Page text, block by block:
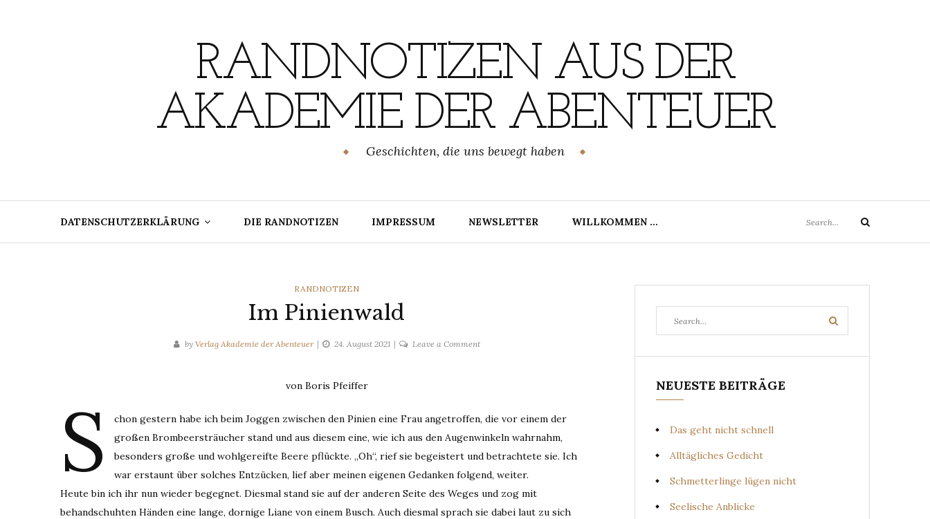
RANDNOTIZEN AUS DER
AKADEMIE DER ABENTEUER
Geschichten, die uns bewegt haben
DATENSCHUTZERKLÄRUNG DIE RANDNOTIZEN IMPRESSUM NEWSLETTER WILLKOMMEN …
for:
Search
CATEGORIES
RANDNOTIZEN
Im Pinienwald
by Verlag Akademie der Abenteuer 24. August 2021 Leave a Commenton
von Boris Pfeiffer
S
chon gestern habe ich beim Joggen zwischen den Pinien eine Frau angetroffen, die vor einem der
großen Brombeersträucher stand und aus diesem eine, wie ich aus den Augenwinkeln wahrnahm,
besonders große und wohlgereifte Beere pflückte. „Oh“, rief sie begeistert und betrachtete sie. Ich
war erstaunt über solches Entzücken, lief aber meinen eigenen Gedanken folgend, weiter.
Heute bin ich ihr nun wieder begegnet. Diesmal stand sie auf der anderen Seite des Weges und zog mit
behandschuhten Händen eine lange, dornige Liane von einem Busch. Auch diesmal sprach sie dabei laut zu sich
for:
Search
NEUESTE BEITRÄGE
Das geht nicht schnell
Alltägliches Gedicht
Schmetterlinge lügen nicht
Seelische Anblicke